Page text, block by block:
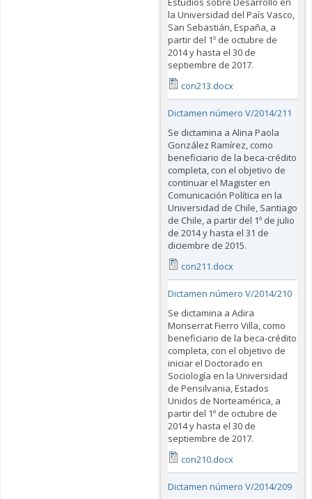
la Universidad del País Vasco,
San Sebastián, España, a
partir del 1º de octubre de
2014 y hasta el 30 de
septiembre de 2017.
con213.docx
Dictamen número V/2014/211
Se dictamina a Alina Paola
González Ramírez, como
beneficiario de la beca-crédito
completa, con el objetivo de
continuar el Magister en
Comunicación Política en la
Universidad de Chile, Santiago
de Chile, a partir del 1º de julio
de 2014 y hasta el 31 de
diciembre de 2015.
con211.docx
Dictamen número V/2014/210
Se dictamina a Adira
Monserrat Fierro Villa, como
beneficiario de la beca-crédito
completa, con el objetivo de
iniciar el Doctorado en
Sociología en la Universidad
de Pensilvania, Estados
Unidos de Norteamérica, a
partir del 1º de octubre de
2014 y hasta el 30 de
septiembre de 2017.
con210.docx
Dictamen número V/2014/209